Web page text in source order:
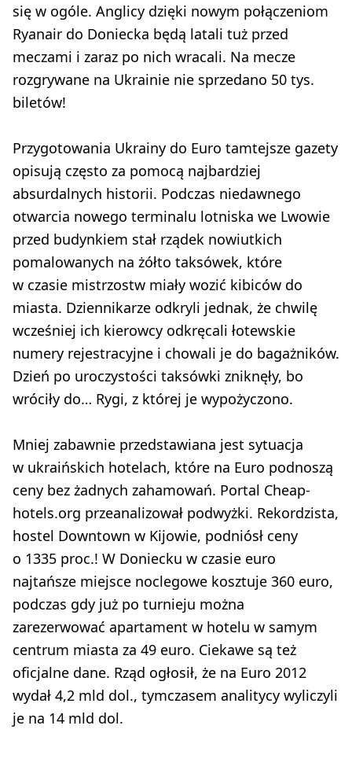
się w ogóle. Anglicy dzięki nowym połączeniom
Ryanair do Doniecka będą latali tuż przed
meczami i zaraz po nich wracali. Na mecze
rozgrywane na Ukrainie nie sprzedano 50 tys.
biletów!
Przygotowania Ukrainy do Euro tamtejsze gazety
opisują często za pomocą najbardziej
absurdalnych historii. Podczas niedawnego
otwarcia nowego terminalu lotniska we Lwowie
przed budynkiem stał rządek nowiutkich
pomalowanych na żółto taksówek, które
w czasie mistrzostw miały wozić kibiców do
miasta. Dziennikarze odkryli jednak, że chwilę
wcześniej ich kierowcy odkręcali łotewskie
numery rejestracyjne i chowali je do bagażników.
Dzień po uroczystości taksówki zniknęły, bo
wróciły do… Rygi, z której je wypożyczono.
Mniej zabawnie przedstawiana jest sytuacja
w ukraińskich hotelach, które na Euro podnoszą
ceny bez żadnych zahamowań. Portal Cheap­
hotels.org przeanalizował podwyżki. Rekordzista,
hostel Downtown w Kijowie, podniósł ceny
o 1335 proc.! W Doniecku w czasie euro
najtańsze miejsce noclegowe kosztuje 360 euro,
podczas gdy już po turnieju można
zarezerwować apartament w hotelu w samym
centrum miasta za 49 euro. Ciekawe są też
oficjalne dane. Rząd ogłosił, że na Euro 2012
wydał 4,2 mld dol., tymczasem analitycy wyliczyli
je na 14 mld dol.